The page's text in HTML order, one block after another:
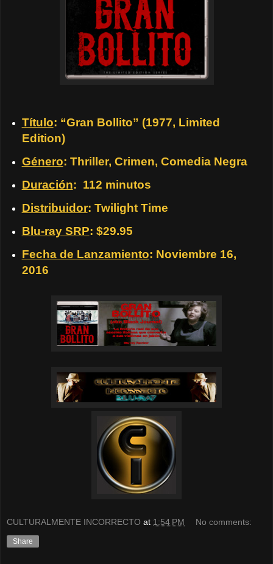
Título: “Gran Bollito” (1977, Limited
Edition)
Género: Thriller, Crimen, Comedia Negra
Duración: 112 minutos
Distribuidor: Twilight Time
Blu-ray SRP: $29.95
Fecha de Lanzamiento: Noviembre 16,
2016
CULTURALMENTE INCORRECTO at 1:54 PM No comments:
Share